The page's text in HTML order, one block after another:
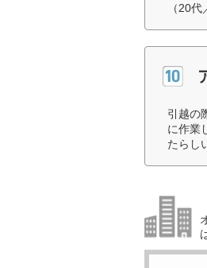
（20代
引越の
に作業
たらし